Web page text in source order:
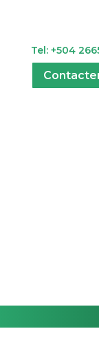
Tel: +504